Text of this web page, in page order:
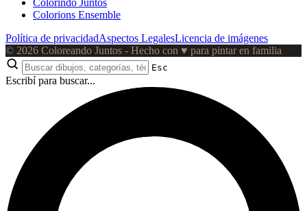
Colorindo Juntos
Colorions Ensemble
Política de privacidadAspectos LegalesLicencia de imágenes
© 2026 Coloreando Juntos - Hecho con ♥ para pintar en familia
Esc
Escribí para buscar...